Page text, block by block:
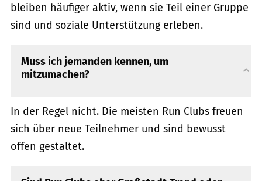
bleiben häufiger aktiv, wenn sie Teil einer Gruppe
sind und soziale Unterstützung erleben.
Muss ich jemanden kennen, um
mitzumachen?
In der Regel nicht. Die meisten Run Clubs freuen
sich über neue Teilnehmer und sind bewusst
offen gestaltet.